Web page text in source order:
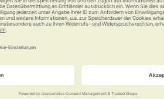
RUSSKA Zahnstocher mit